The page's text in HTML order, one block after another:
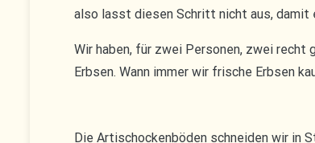
also lasst diesen Schritt nicht aus,
Wir haben, für zwei Personen, zwei recht
Erbsen. Wann immer wir frische Erbsen
Die Artischockenböden schneiden wir in